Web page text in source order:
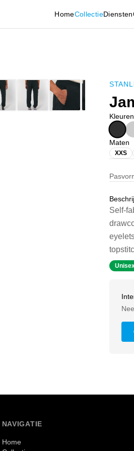
HomeCollectieDiensten
Kleuren
Maten
XXS
Self-
NAVIGATIE
Home